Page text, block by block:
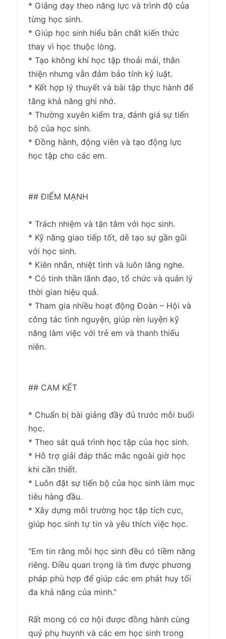
* Giảng dạy theo năng lực và trình độ của
từng học sinh.
* Giúp học sinh hiểu bản chất kiến thức
thay vì học thuộc lòng.
* Tạo không khí học tập thoải mái, thân
thiện nhưng vẫn đảm bảo tính kỷ luật.
* Kết hợp lý thuyết và bài tập thực hành để
tăng khả năng ghi nhớ.
* Thường xuyên kiểm tra, đánh giá sự tiến
bộ của học sinh.
* Đồng hành, động viên và tạo động lực
học tập cho các em.
## ĐIỂM MẠNH
* Trách nhiệm và tận tâm với học sinh.
* Kỹ năng giao tiếp tốt, dễ tạo sự gần gũi
với học sinh.
* Kiên nhẫn, nhiệt tình và luôn lắng nghe.
* Có tinh thần lãnh đạo, tổ chức và quản lý
thời gian hiệu quả.
* Tham gia nhiều hoạt động Đoàn – Hội và
công tác tình nguyện, giúp rèn luyện kỹ
năng làm việc với trẻ em và thanh thiếu
niên.
## CAM KẾT
* Chuẩn bị bài giảng đầy đủ trước mỗi buổi
học.
* Theo sát quá trình học tập của học sinh.
* Hỗ trợ giải đáp thắc mắc ngoài giờ học
khi cần thiết.
* Luôn đặt sự tiến bộ của học sinh làm mục
tiêu hàng đầu.
* Xây dựng môi trường học tập tích cực,
giúp học sinh tự tin và yêu thích việc học.
"Em tin rằng mỗi học sinh đều có tiềm năng
riêng. Điều quan trọng là tìm được phương
pháp phù hợp để giúp các em phát huy tối
đa khả năng của mình."
Rất mong có cơ hội được đồng hành cùng
quý phụ huynh và các em học sinh trong